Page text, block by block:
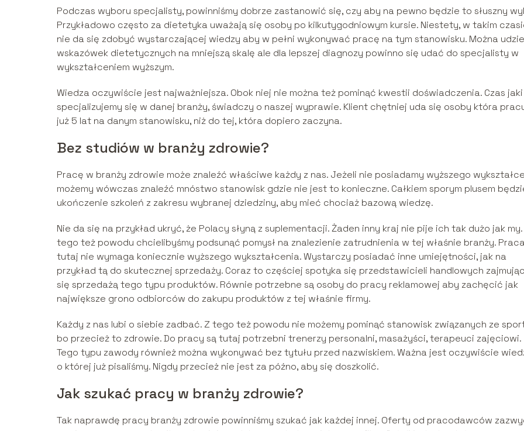
Podczas wyboru specjalisty, powinniśmy dobrze zastanowić się, czy aby na pewno będzie to słuszny
Przykładowo często za dietetyka uważają się osoby po kilkutygodniowym kursie. Niestety, w takim
nie da się zdobyć wystarczającej wiedzy aby w pełni wykonywać pracę na tym stanowisku. Można
wskazówek dietetycznych na mniejszą skalę ale dla lepszej diagnozy powinno się udać do specjalisty w
wykształceniem wyższym.
Wiedza oczywiście jest najważniejsza. Obok niej nie można też pominąć kwestii doświadczenia. Czas
specjalizujemy się w danej branży, świadczy o naszej wyprawie. Klient chętniej uda się osoby która
już 5 lat na danym stanowisku, niż do tej, która dopiero zaczyna.
Bez studiów w branży zdrowie?
Pracę w branży zdrowie może znaleźć właściwe każdy z nas. Jeżeli nie posiadamy wyższego
możemy wówczas znaleźć mnóstwo stanowisk gdzie nie jest to konieczne. Całkiem sporym plusem
ukończenie szkoleń z zakresu wybranej dziedziny, aby mieć chociaż bazową wiedzę.
Nie da się na przykład ukryć, że Polacy słyną z suplementacji. Żaden inny kraj nie pije ich tak dużo jak my.
tego też powodu chcielibyśmy podsunąć pomysł na znalezienie zatrudnienia w tej właśnie branży.
tutaj nie wymaga koniecznie wyższego wykształcenia. Wystarczy posiadać inne umiejętności, jak na
przykład tą do skutecznej sprzedaży. Coraz to częściej spotyka się przedstawicieli handlowych
się sprzedażą tego typu produktów. Równie potrzebne są osoby do pracy reklamowej aby zachęcić jak
największe grono odbiorców do zakupu produktów z tej właśnie firmy.
Każdy z nas lubi o siebie zadbać. Z tego też powodu nie możemy pominąć stanowisk związanych ze
bo przecież to zdrowie. Do pracy są tutaj potrzebni trenerzy personalni, masażyści, terapeuci zajęciowi.
Tego typu zawody również można wykonywać bez tytułu przed nazwiskiem. Ważna jest oczywiście
o której już pisaliśmy. Nigdy przecież nie jest za późno, aby się doszkolić.
Jak szukać pracy w branży zdrowie?
Tak naprawdę pracy branży zdrowie powinniśmy szukać jak każdej innej. Oferty od pracodawców